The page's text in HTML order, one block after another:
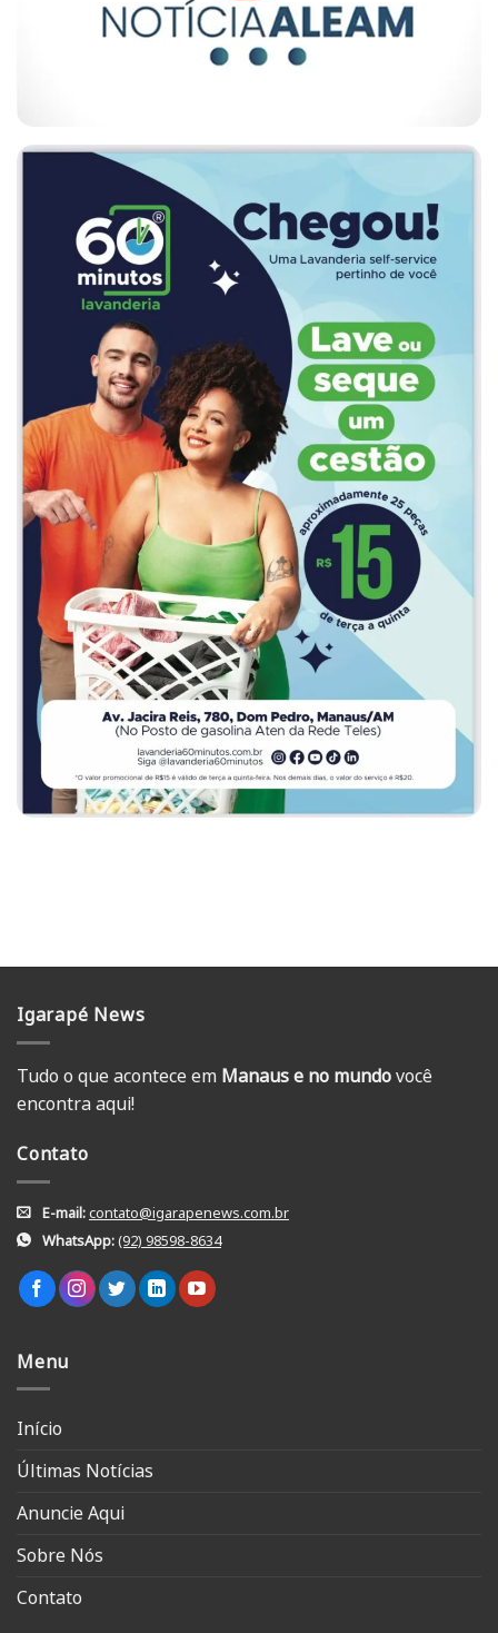
Igarapé News
Tudo o que acontece em Manaus e no mundovocê
encontra aqui!
Contato
E-mail:contato@igarapenews.com.br
WhatsApp:(92) 98598-8634
Menu
Início
Últimas Notícias
Anuncie Aqui
Sobre Nós
Contato